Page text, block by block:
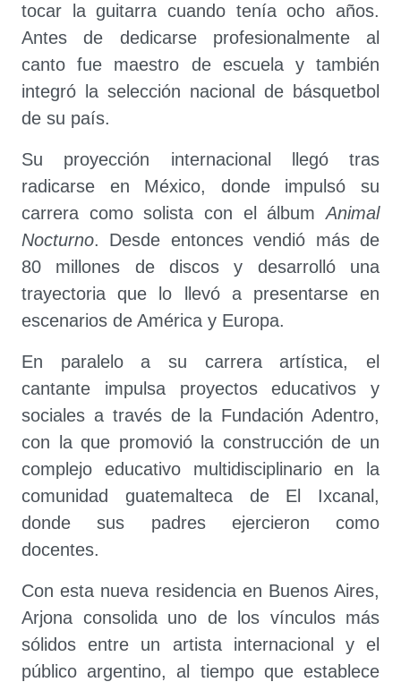
tocar la guitarra cuando tenía ocho años.
Antes de dedicarse profesionalmente al
canto fue maestro de escuela y también
integró la selección nacional de básquetbol
de su país.
Su proyección internacional llegó tras
radicarse en México, donde impulsó su
carrera como solista con el álbumAnimal
Nocturno. Desde entonces vendió más de
80 millones de discos y desarrolló una
trayectoria que lo llevó a presentarse en
escenarios de América y Europa.
En paralelo a su carrera artística, el
cantante impulsa proyectos educativos y
sociales a través de la Fundación Adentro,
con la que promovió la construcción de un
complejo educativo multidisciplinario en la
comunidad guatemalteca de El Ixcanal,
donde sus padres ejercieron como
docentes.
Con esta nueva residencia en Buenos Aires,
Arjona consolida uno de los vínculos más
sólidos entre un artista internacional y el
público argentino, al tiempo que establece